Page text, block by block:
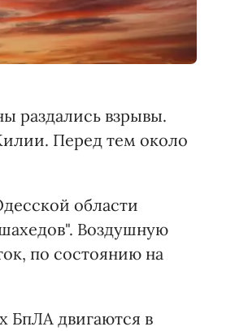
раздались взрывы.
Перед тем около
области
Воздушную
по состоянию на
БпЛА двигаются в